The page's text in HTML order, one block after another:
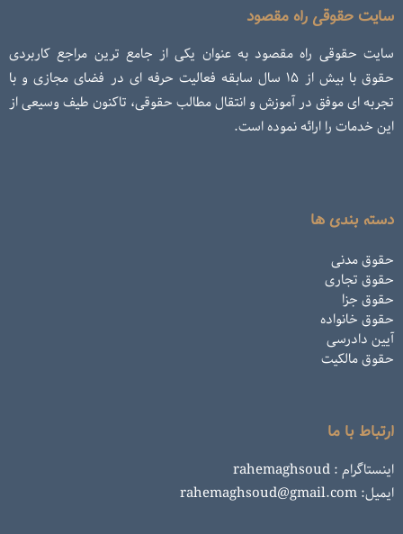
سایت حقوقی راه مقصود
سایت حقوقی راه مقصود به عنوان یکی از جامع ترین مراجع کاربردی
حقوق با بیش از ۱۵ سال سابقه فعالیت حرفه ای در فضای مجازی و با
تجربه ای موفق در آموزش و انتقال مطالب حقوقی، تاکنون طیف وسیعی از
این خدمات را ارائه نموده است.
دسته بندی ها
حقوق مدنی
حقوق تجاری
حقوق جزا
حقوق خانواده
آیین دادرسی
حقوق مالکیت
ارتباط با ما
اینستاگرام : rahemaghsoud
ایمیل: rahemaghsoud@gmail.com